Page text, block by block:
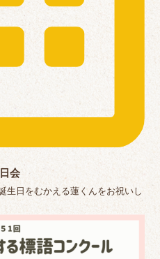
会
生日をむかえる蓮くんをお祝いし